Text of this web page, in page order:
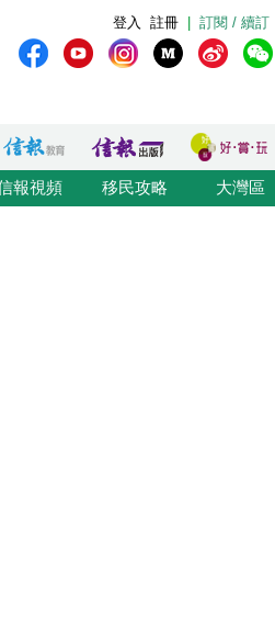
訂閱 / 續訂
註冊
登入
報視頻 移民攻略 大灣區